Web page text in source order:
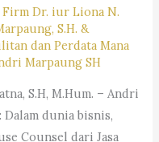
Firm Dr. iur Liona N.
S.H. &
dan Perdata Mana
Marpaung SH
S.H, M.Hum. – Andri
Dalam dunia bisnis,
Counsel dari Jasa